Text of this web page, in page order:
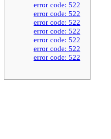
error code: 522
error code: 522
error code: 522
error code: 522
error code: 522
error code: 522
error code: 522